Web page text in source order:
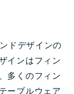
ドデザインの
インはフィン
多くのフィン
ーブルウェア